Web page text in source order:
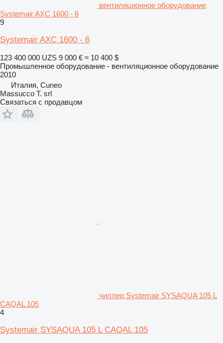
вентиляционное оборудование
Systemair AXC 1600 - 6
9
Systemair AXC 1600 - 6
123 400 000 UZS 9 000 € ≈ 10 400 $
Промышленное оборудование - вентиляционное оборудование
2010
Италия, Cuneo
Massucco T. srl
Связаться с продавцом
чиллер Systemair SYSAQUA 105 L
CAQAL 105
4
Systemair SYSAQUA 105 L CAQAL 105